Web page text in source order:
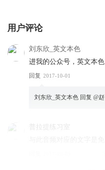
用户评论
刘东欣_英文本色
进我的公众号，英文本
回复 2017-10-01
刘东欣_英文本色 回复 @
普拉提练习室